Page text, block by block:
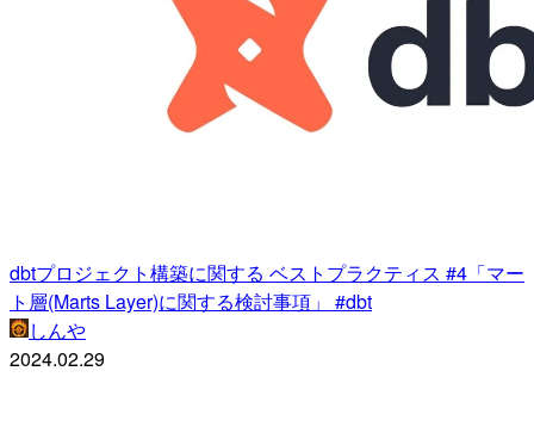
dbtプロジェクト構築に関する ベストプラクティス #4「マー
ト層(Marts Layer)に関する検討事項」 #dbt
しんや
2024.02.29